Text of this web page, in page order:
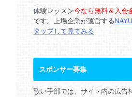
体験レッスン今なら無料＆入会
です。上場企業が運営する
タップして見てみる
スポンサー募集
歌い手部では、サイト内の広告